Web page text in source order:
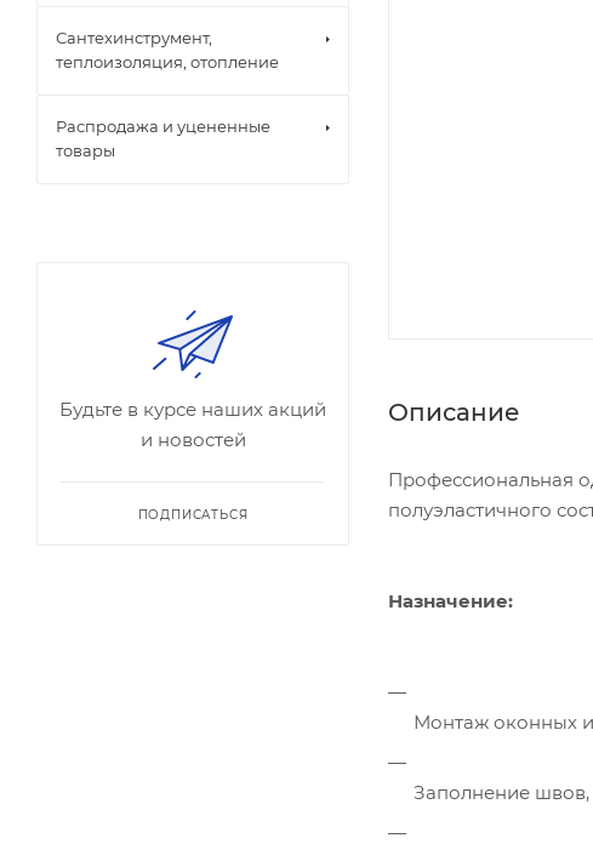
Описание
Профессиональная
полуэластичного
Назначение:
Монтаж оконных
Заполнение швов,
Сантехинструмент,
теплоизоляция, отопление
Распродажа и уцененные
товары
Будьте в курсе наших акций
и новостей
ПОДПИСАТЬСЯ